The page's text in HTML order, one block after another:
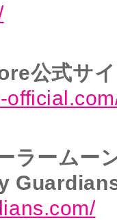
公式サ
ラームー